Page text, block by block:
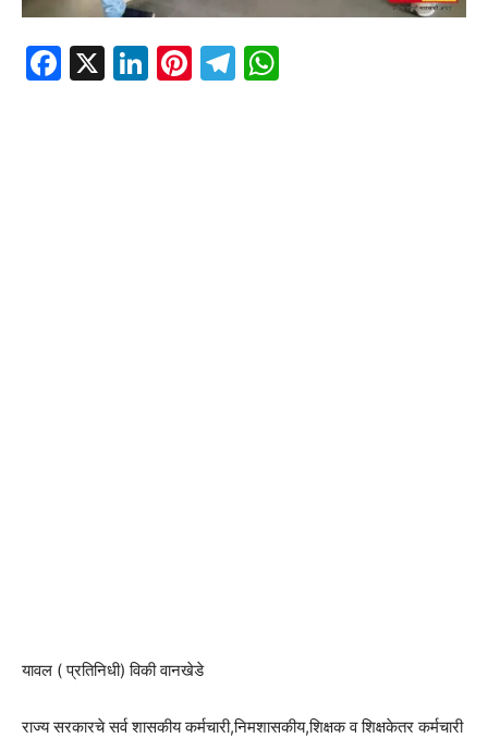
Facebook
X LinkedIn
Pinterest
Telegram
यावल ( प्रतिनिधी) विकी वानखेडे
राज्य सरकारचे सर्व शासकीय कर्मचारी,निमशासकीय,शिक्षक व शिक्षकेतर कर्मचारी